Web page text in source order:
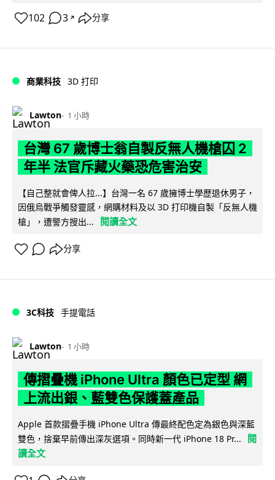
102 3 ↗ 分享
商業科技 3D 打印
Lawton 1 小時
台灣 67 歲博士翁自製反無人機槍囚 2
年半 法官斥藏火藥恐危害治安
【自己整就會俾人拉...】台灣一名 67 歲擁博士學歷退休男子，
因俄烏戰爭觸發靈感，網購材料及以 3D 打印機自製「反無人機
槍」，遭警方搜出...
閱讀全文
分享
3C科技 手提電話
Lawton 1 小時
傳摺疊機 iPhone Ultra 顏色已定型 網
上流出銀、藍雙色保護蓋產品
Apple 首款摺疊手機 iPhone Ultra 傳最終配色定為銀色與深藍
雙色，捨棄早前傳出深灰選項。同時新一代 iPhone 18 Pr...
閱
讀全文